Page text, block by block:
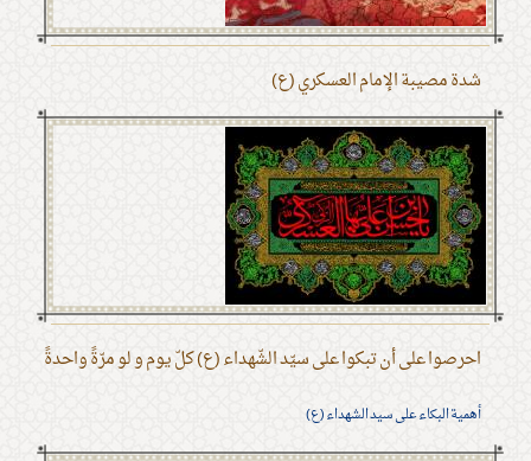
شدة مصيبة الإمام العسكري (ع)
احرصوا على أن تبكوا على سيّد الشّهداء (ع) كلّ يوم و لو مرّةً واحدةً
أهمية البكاء على سيد الشهداء (ع)